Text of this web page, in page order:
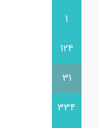
1
124
31
334